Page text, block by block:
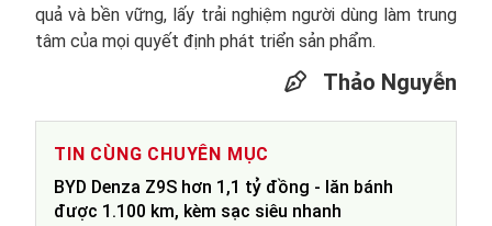
quả và bền vững, lấy trải nghiệm người dùng làm trung
tâm của mọi quyết định phát triển sản phẩm.
Thảo Nguyễn
TIN CÙNG CHUYÊN MỤC
BYD Denza Z9S hơn 1,1 tỷ đồng - lăn bánh
được 1.100 km, kèm sạc siêu nhanh